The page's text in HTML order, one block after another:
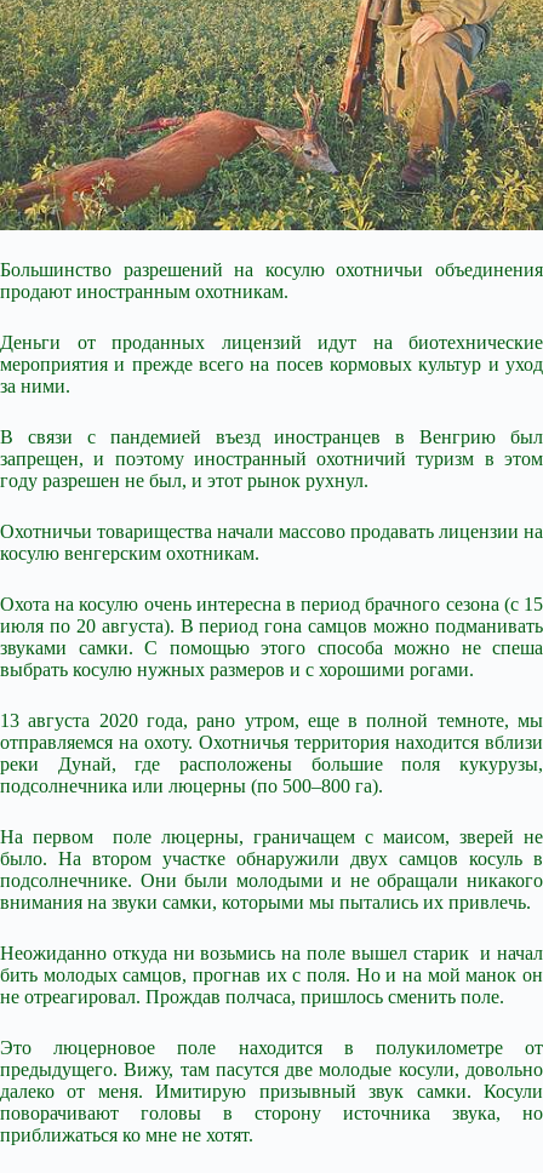
Большинство разрешений на косулю охотничьи объединения
продают иностранным охотникам.
Деньги от проданных лицензий идут на биотехнические
мероприятия и прежде всего на посев кормовых культур и уход
за ними.
В связи с пандемией въезд иностранцев в Венгрию был
запрещен, и поэтому иностранный охотничий туризм в этом
году разрешен не был, и этот рынок рухнул.
Охотничьи товарищества начали массово продавать лицензии на
косулю венгерским охотникам.
Охота на косулю очень интересна в период брачного сезона (с 15
июля по 20 августа). В период гона самцов можно подманивать
звуками самки. С помощью этого способа можно не спеша
выбрать косулю нужных размеров и с хорошими рогами.
13 августа 2020 года, рано утром, еще в полной темноте, мы
отправляемся на охоту. Охотничья территория находится вблизи
реки Дунай, где расположены большие поля кукурузы,
подсолнечника или люцерны (по 500–800 га).
На первом поле люцерны, граничащем с маисом, зверей не
было. На втором участке обнаружили двух самцов косуль в
подсолнечнике. Они были молодыми и не обращали никакого
внимания на звуки самки, которыми мы пытались их привлечь.
Неожиданно откуда ни возьмись на поле вышел старик и начал
бить молодых самцов, прогнав их с поля. Но и на мой манок он
не отреагировал. Прождав полчаса, пришлось сменить поле.
Это люцерновое поле находится в полукилометре от
предыдущего. Вижу, там пасутся две молодые косули, довольно
далеко от меня. Имитирую призывный звук самки. Косули
поворачивают головы в сторону источника звука, но
приближаться ко мне не хотят.